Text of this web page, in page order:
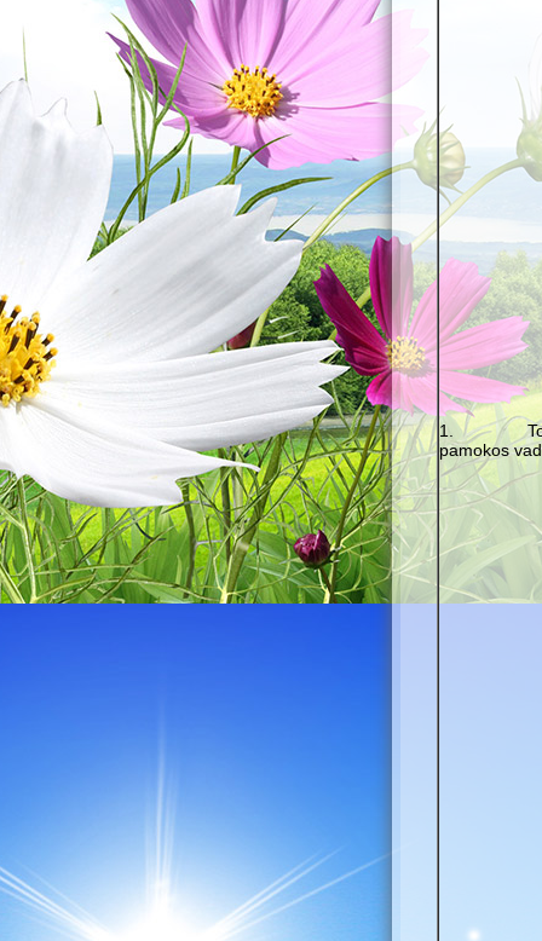
1.
pamokos